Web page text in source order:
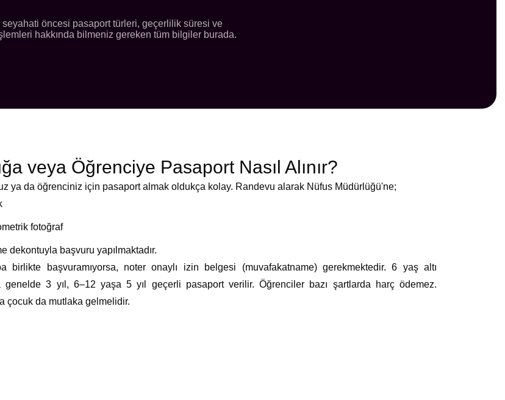
seyahati öncesi pasaport türleri, geçerlilik süresi ve
hakkında bilmeniz gereken tüm bilgiler burada.
veya Öğrenciye Pasaport Nasıl Alınır?
ya da öğrenciniz için pasaport almak oldukça kolay. Randevu alarak Nüfus Müdürlüğü'ne;
fotoğraf
dekontuyla başvuru yapılmaktadır.
birlikte başvuramıyorsa, noter onaylı izin belgesi (muvafakatname) gerekmektedir. 6 yaş altı
genelde 3 yıl, 6–12 yaşa 5 yıl geçerli pasaport verilir. Öğrenciler bazı şartlarda harç ödemez.
çocuk da mutlaka gelmelidir.